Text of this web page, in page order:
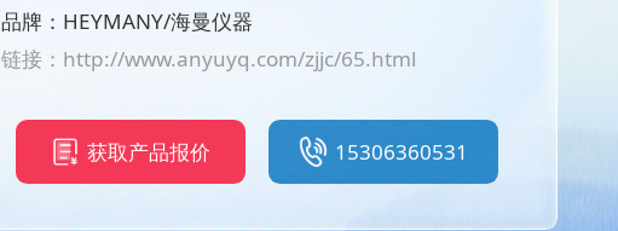
品牌：HEYMANY/海曼仪器
链接： http://www.anyuyq.com/zjjc/65.html
获取产品报价 15306360531